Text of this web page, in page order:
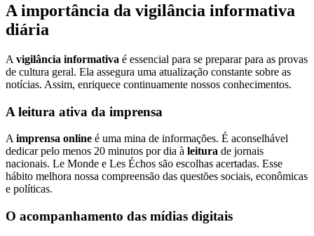
A importância da vigilância informativa
diária
A vigilância informativa é essencial para se preparar para as provas
de cultura geral. Ela assegura uma atualização constante sobre as
notícias. Assim, enriquece continuamente nossos conhecimentos.
A leitura ativa da imprensa
A imprensa online é uma mina de informações. É aconselhável
dedicar pelo menos 20 minutos por dia à leitura de jornais
nacionais. Le Monde e Les Échos são escolhas acertadas. Esse
hábito melhora nossa compreensão das questões sociais, econômicas
e políticas.
O acompanhamento das mídias digitais